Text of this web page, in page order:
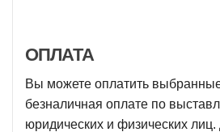
ОПЛАТА
Вы можете оплатить
безналичная оплате по
юридических и физических